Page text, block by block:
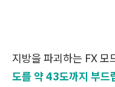
지방을 파괴하는 FX 모
도를 약 43도까지 부드